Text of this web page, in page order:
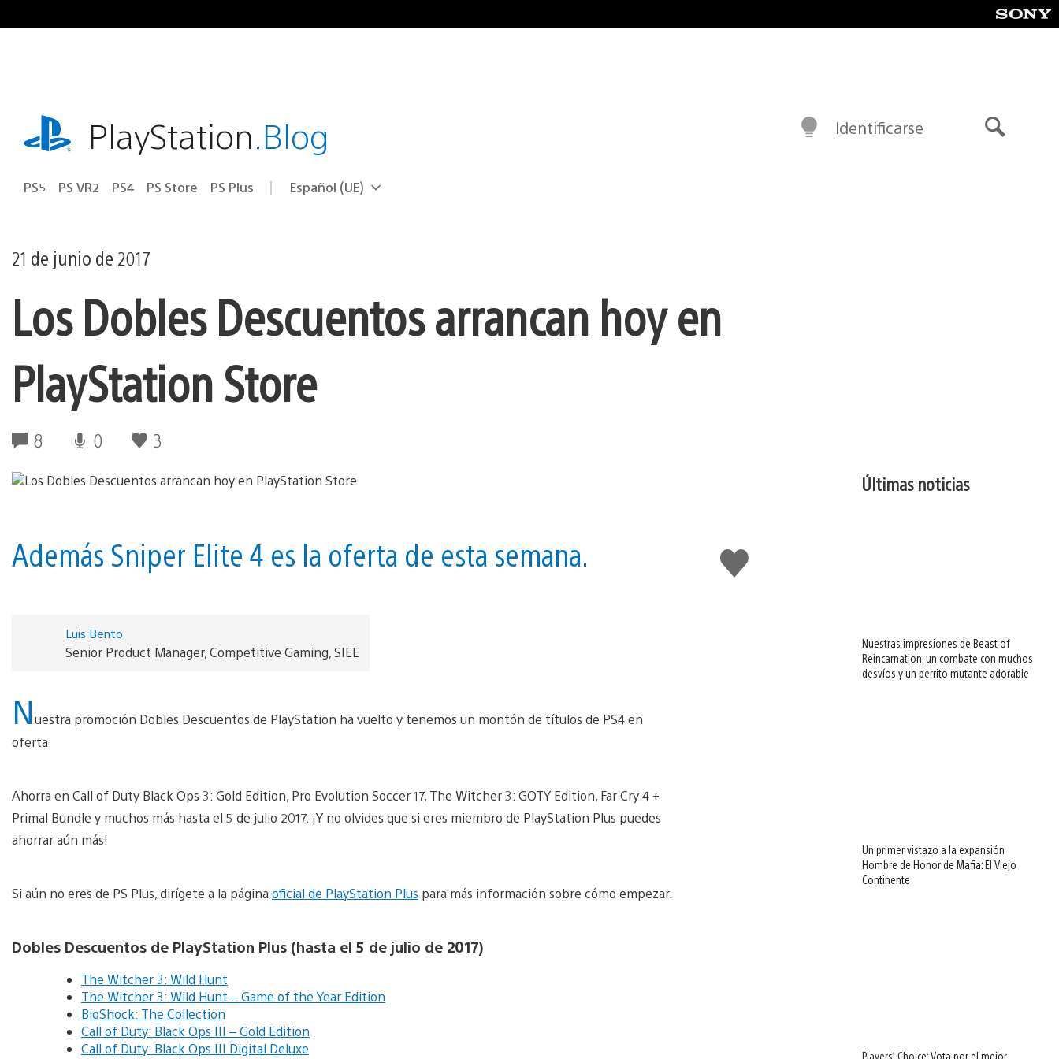
al
playstation.comPlayStation.Blog
PS5 PS VR2 PS4 PS Store PS Plus Selecciona
Región
Español (UE)
Identificarse
21 de junio de 2017
Los Dobles Descuentos arrancan hoy en
PlayStation Store
8 0 3
Me
gusta
Además Sniper Elite 4 es la oferta de esta semana.
Luis Bento
Senior Product Manager, Competitive Gaming, SIEE
Nuestra promoción Dobles Descuentos de PlayStation ha vuelto y tenemos un montón de títulos de PS4 en
oferta.
Ahorra en Call of Duty Black Ops 3: Gold Edition, Pro Evolution Soccer 17, The Witcher 3: GOTY Edition, Far Cry 4 +
Primal Bundle y muchos más hasta el 5 de julio 2017. ¡Y no olvides que si eres miembro de PlayStation Plus puedes
ahorrar aún más!
Si aún no eres de PS Plus, dirígete a la página oficial de PlayStation Plus para más información sobre cómo empezar.
Dobles Descuentos de PlayStation Plus (hasta el 5 de julio de 2017)
The Witcher 3: Wild Hunt
The Witcher 3: Wild Hunt – Game of the Year Edition
BioShock: The Collection
Call of Duty: Black Ops III – Gold Edition
Call of Duty: Black Ops III Digital Deluxe
Últimas noticias
Nuestras impresiones de Beast of
Reincarnation: un combate con muchos
desvíos y un perrito mutante adorable
Un primer vistazo a la expansión
Hombre de Honor de Mafia: El Viejo
Continente
Players’ Choice: Vota por el mejor